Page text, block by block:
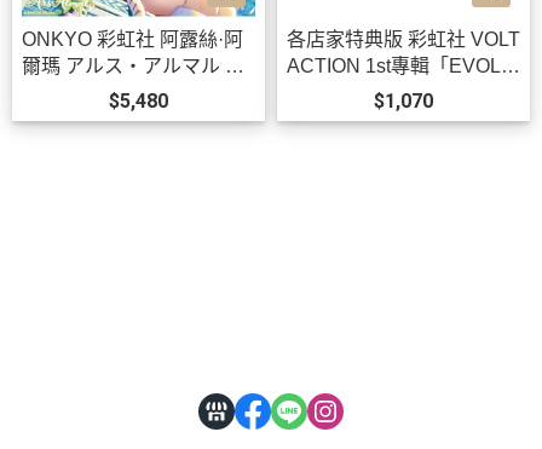
ONKYO 彩虹社 阿露絲·阿
爾瑪 アルス・アルマル 聯
名耳機 CP-TWS01E【跨
境】0814*11月上旬發售!
$5,480
各店家特典版 彩虹社 VOLT
ACTION 1st專輯「EVOLV
E」0813 *10/28發售!
$1,070